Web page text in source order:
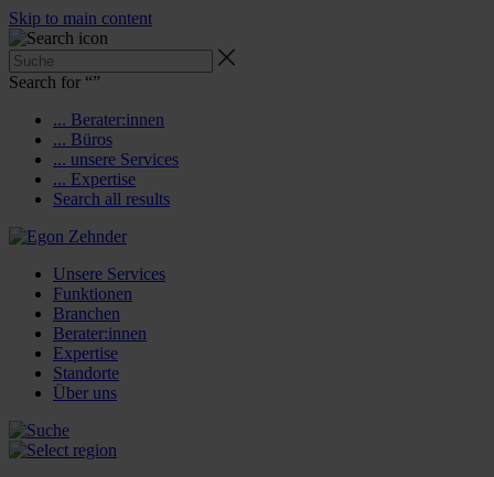
Skip to main content
Search for “”
... Berater:innen
... Büros
... unsere Services
... Expertise
Search all results
Unsere Services
Funktionen
Branchen
Berater:innen
Expertise
Standorte
Über uns